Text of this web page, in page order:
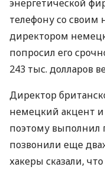
энергетической
телефону со
директором
попросил его
243 тыс. долларов
Директор
немецкий акцент и
поэтому выполнил
позвонили еще
хакеры сказали,